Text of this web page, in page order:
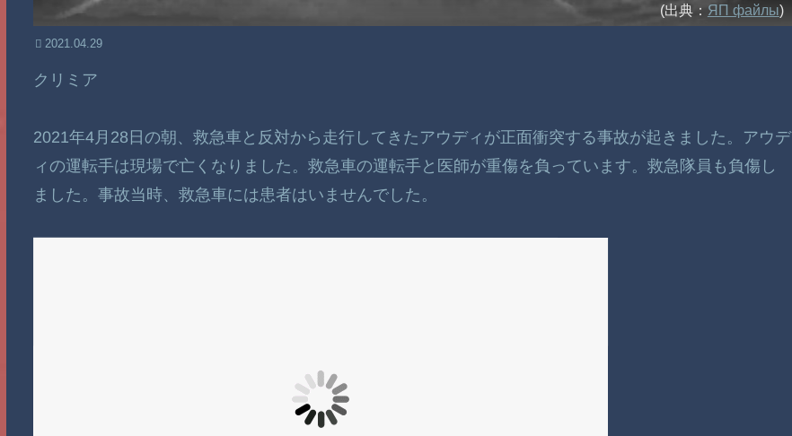
(出典： ЯП файлы)
2021.04.29
クリミア
2021年4月28日の朝、救急車と反対から走行してきたアウディが正面衝突する事故が起きました。アウデ
ィの運転手は現場で亡くなりました。救急車の運転手と医師が重傷を負っています。救急隊員も負傷し
ました。事故当時、救急車には患者はいませんでした。